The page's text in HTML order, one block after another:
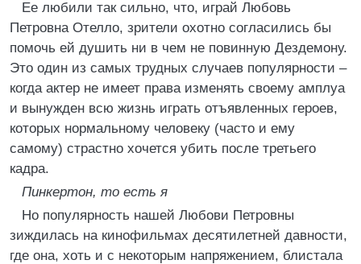
Ее любили так сильно, что, играй Любовь
Петровна Отелло, зрители охотно согласились бы
помочь ей душить ни в чем не повинную Дездемону.
Это один из самых трудных случаев популярности –
когда актер не имеет права изменять своему амплуа
и вынужден всю жизнь играть отъявленных героев,
которых нормальному человеку (часто и ему
самому) страстно хочется убить после третьего
кадра.
Пинкертон, то есть я
Но популярность нашей Любови Петровны
зиждилась на кинофильмах десятилетней давности,
где она, хоть и с некоторым напряжением, блистала